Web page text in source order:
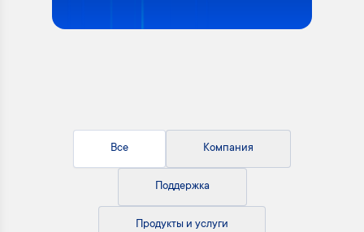
Все Компания
Поддержка
Продукты и услуги